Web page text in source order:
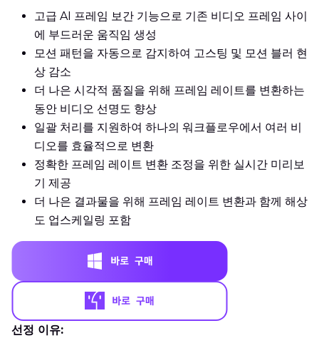
고급 AI 프레임 보간 기능으로 기존 비디오 프레임 사이
에 부드러운 움직임 생성
모션 패턴을 자동으로 감지하여 고스팅 및 모션 블러 현
상 감소
더 나은 시각적 품질을 위해 프레임 레이트를 변환하는
동안 비디오 선명도 향상
일괄 처리를 지원하여 하나의 워크플로우에서 여러 비
디오를 효율적으로 변환
정확한 프레임 레이트 변환 조정을 위한 실시간 미리보
기 제공
더 나은 결과물을 위해 프레임 레이트 변환과 함께 해상
도 업스케일링 포함
선정 이유: